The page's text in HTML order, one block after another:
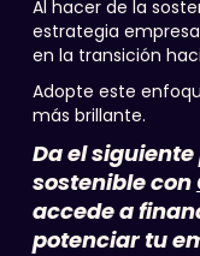
Al hacer de la
estrategia
en la transición
Adopte este
más brillante.
Da el
sostenible con
accede a
potenciar tu